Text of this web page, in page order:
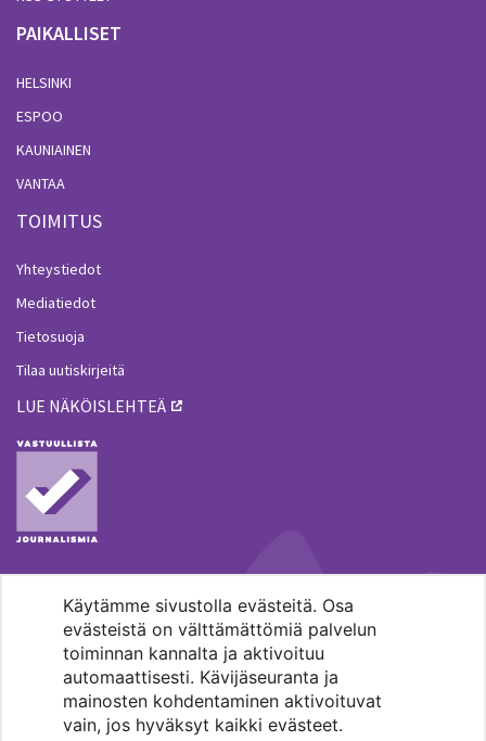
Käytämme sivustolla evästeitä. Osa
evästeistä on välttämättömiä palvelun
toiminnan kannalta ja aktivoituu
automaattisesti. Kävijäseuranta ja
mainosten kohdentaminen aktivoituvat
vain, jos hyväksyt kaikki evästeet.
PAIKALLISET
HELSINKI
ESPOO
KAUNIAINEN
VANTAA
TOIMITUS
Yhteystiedot
Mediatiedot
Tietosuoja
Tilaa uutiskirjeitä
LUE NÄKÖISLEHTEÄ
MENOHAKU